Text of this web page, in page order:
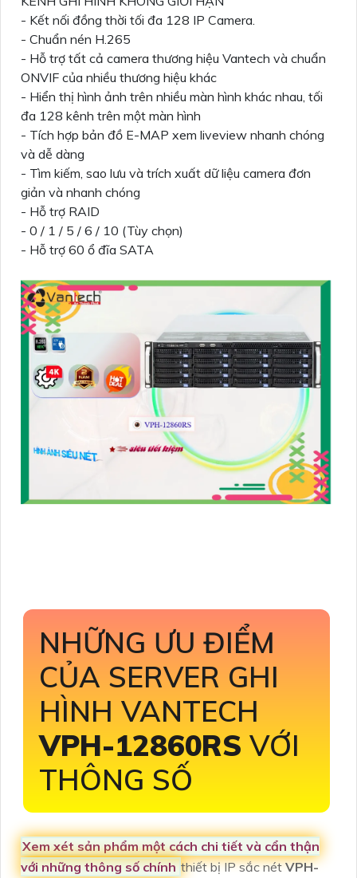
- Kết nối đồng thời tối đa 128 IP Camera.
- Chuẩn nén H.265
- Hỗ trợ tất cả camera thương hiệu Vantech và chuẩn
ONVIF của nhiều thương hiệu khác
- Hiển thị hình ảnh trên nhiều màn hình khác nhau, tối
đa 128 kênh trên một màn hình
- Tích hợp bản đồ E-MAP xem liveview nhanh chóng
và dễ dàng
- Tìm kiếm, sao lưu và trích xuất dữ liệu camera đơn
giản và nhanh chóng
- Hỗ trợ RAID
- 0 / 1 / 5 / 6 / 10 (Tùy chọn)
- Hỗ trợ 60 ổ đĩa SATA
NHỮNG ƯU ĐIỂM
CỦA SERVER GHI
HÌNH VANTECH
VPH-12860RS VỚI
THÔNG SỐ
Xem xét sản phẩm một cách chi tiết và cẩn thận
với những thông số chínhthiết bị IP sắc nétVPH-